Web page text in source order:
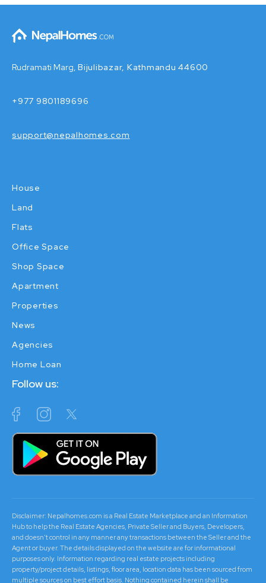
Rudramati Marg, Bijulibazar, Kathmandu 44600
+977 9801189696
support@nepalhomes.com
House
Land
Flats
Office Space
Shop Space
Apartment
Properties
News
Agencies
Home Loan
Follow us:
Disclaimer: Nepalhomes.com is a Real Estate Marketplace and an Information
Hub to help the Real Estate Agencies, Private Seller and Buyers, Developers,
and doesn't control in any manner any transactions between the Seller and the
Agent or buyer. The details displayed on the website are for informational
purposes only. Information regarding real estate projects including
property/project details, listings, floor area, location data has been sourced from
multiple sources on best effort basis. Nothing contained herein shall be